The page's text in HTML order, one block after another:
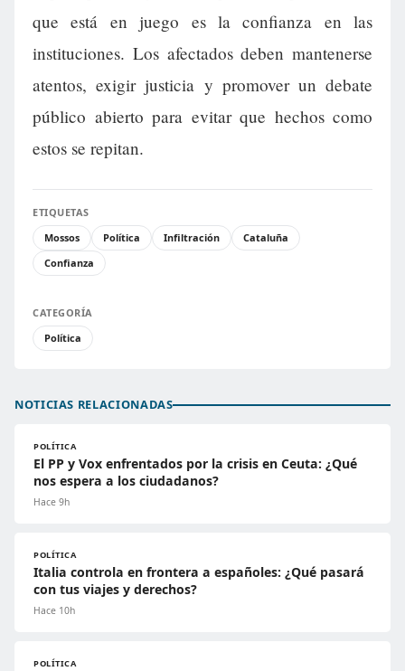
que está en juego es la confianza en las
instituciones. Los afectados deben mantenerse
atentos, exigir justicia y promover un debate
público abierto para evitar que hechos como
estos se repitan.
ETIQUETAS
Mossos
Política Infiltración
Cataluña
Confianza
CATEGORÍA
Política
NOTICIAS RELACIONADAS
POLÍTICA
El PP y Vox enfrentados por la crisis en Ceuta: ¿Qué
nos espera a los ciudadanos?
Hace 9h
POLÍTICA
Italia controla en frontera a españoles: ¿Qué pasará
con tus viajes y derechos?
Hace 10h
POLÍTICA